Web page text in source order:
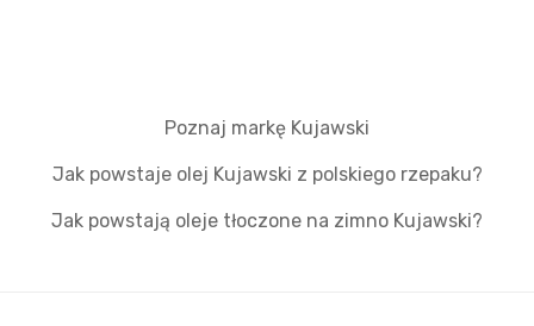
Poznaj markę Kujawski
Jak powstaje olej Kujawski z polskiego rzepaku?
Jak powstają oleje tłoczone na zimno Kujawski?